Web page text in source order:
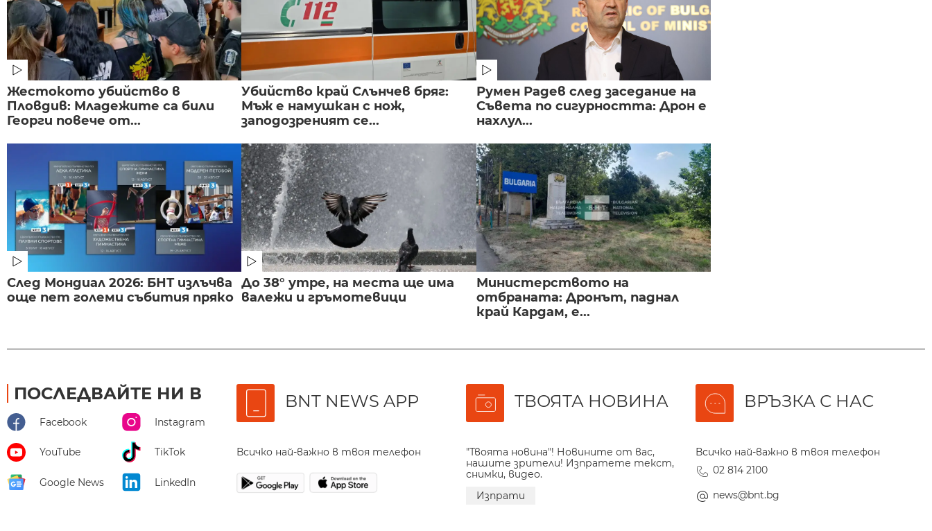
Жестокото убийство в
Пловдив: Младежите са били
Георги повече от...
Убийство край Слънчев бряг:
Мъж е намушкан с нож,
заподозреният се...
Румен Радев след заседание на
Съвета по сигурността: Дрон е
нахлул...
След Мондиал 2026: БНТ излъчва
още пет големи събития пряко
До 38° утре, на места ще има
валежи и гръмотевици
Министерството на
отбраната: Дронът, паднал
край Кардам, е...
ПОСЛЕДВАЙТЕ НИ В
Facebook Instagram
YouTube TikTok
Google News LinkedIn
BNT NEWS APP
Всичко най-важно в твоя телефон
ТВОЯТА НОВИНА
"Твоята новина"! Новините от вас,
нашите зрители! Изпратете текст,
снимки, видео.
Изпрати
ВРЪЗКА С НАС
Всичко най-важно в твоя телефон
02 814 2100
news@bnt.bg